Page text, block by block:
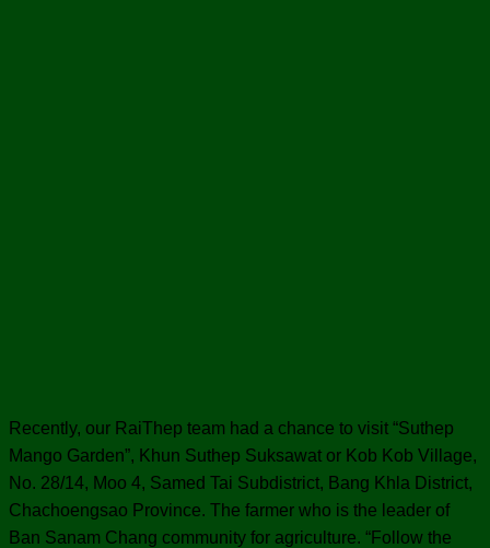
Recently, our RaiThep team had a chance to visit “Suthep
Mango Garden”, Khun Suthep Suksawat or Kob Kob Village,
No. 28/14, Moo 4, Samed Tai Subdistrict, Bang Khla District,
Chachoengsao Province. The farmer who is the leader of
Ban Sanam Chang community for agriculture. “Follow the